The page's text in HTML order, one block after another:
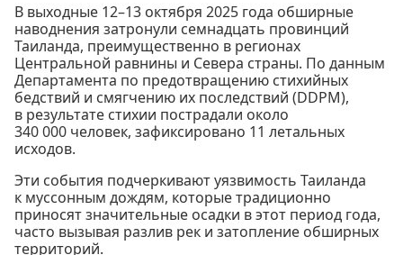
В выходные 12–13 октября 2025 года обширные
наводнения затронули семнадцать провинций
Таиланда, преимущественно в регионах
Центральной равнины и Севера страны. По данным
Департамента по предотвращению стихийных
бедствий и смягчению их последствий (DDPM),
в результате стихии пострадали около
340 000 человек, зафиксировано 11 летальных
исходов.
Эти события подчеркивают уязвимость Таиланда
к муссонным дождям, которые традиционно
приносят значительные осадки в этот период года,
часто вызывая разлив рек и затопление обширных
территорий.